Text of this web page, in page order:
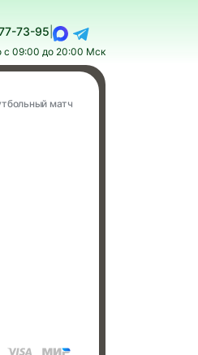
73-95
с 09:00 до 20:00 Мск
матч